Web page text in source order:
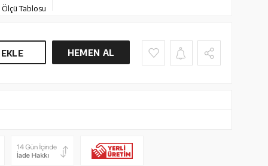
Ölçü Tablosu
HEMEN AL